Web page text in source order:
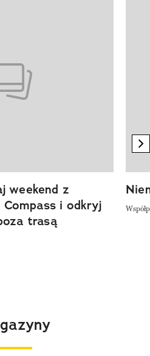
weekend z
Compass i odkryj
trasą